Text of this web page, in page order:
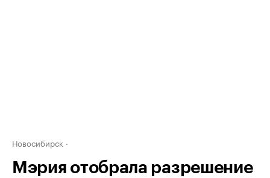
Новосибирск
Мэрия отобрала разрешение